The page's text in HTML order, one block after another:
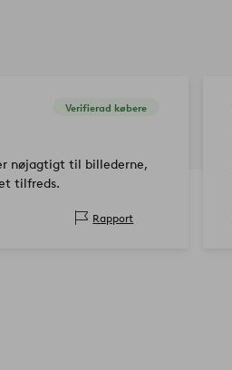
Verifierad købere
nøjagtigt til billederne,
tilfreds.
Rapport